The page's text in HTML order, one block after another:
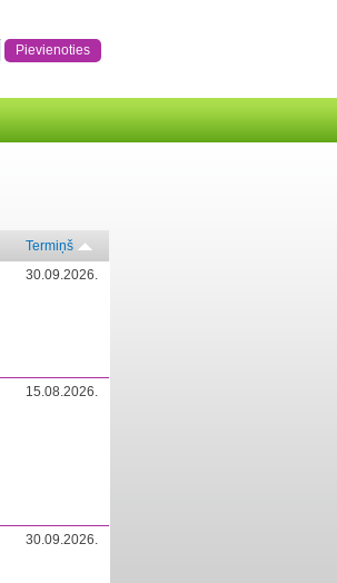
Termiņš
30.09.2026.
15.08.2026.
30.09.2026.